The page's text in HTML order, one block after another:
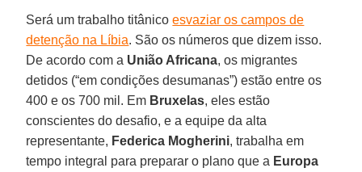
Será um trabalho titânicoesvaziar os campos de
detenção na Líbia. São os números que dizem isso.
De acordo com a União Africana, os migrantes
detidos (“em condições desumanas”) estão entre os
400 e os 700 mil. Em Bruxelas, eles estão
conscientes do desafio, e a equipe da alta
representante, Federica Mogherini, trabalha em
tempo integral para preparar o plano que a Europa